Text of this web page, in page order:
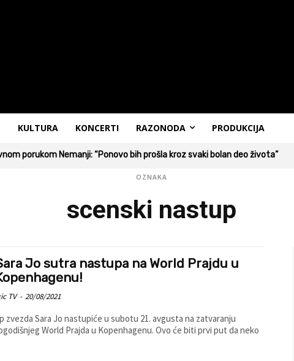
KULTURA KONCERTI RAZONODA PRODUKCIJA
porukom Nemanji: “Ponovo bih prošla kroz svaki bolan deo života”
OZNAKA
scenski nastup
Jo sutra nastupa na World Prajdu u
TV - 20/08/2021
zvezda Sara Jo nastupiće u subotu 21. avgusta na zatvaranju
World Prajda u Kopenhagenu. Ovo će biti prvi put da neko